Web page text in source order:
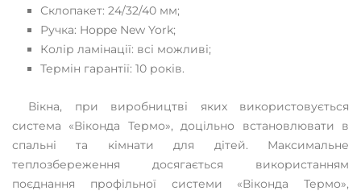
Склопакет: 24/32/40 мм;
Ручка: Hoppe New York;
Колір ламінації: всі можливі;
Термін гарантії: 10 років.
Вікна, при виробництві яких використовується
система «Віконда Термо», доцільно встановлювати в
спальні та кімнати для дітей. Максимальне
теплозбереження досягається використанням
поєднання профільної системи «Віконда Термо»,